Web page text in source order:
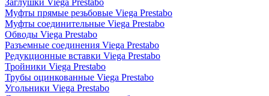
Муфты прямые резьбовые Viega Prestabo
Муфты соединительные Viega Prestabo
Обводы Viega Prestabo
Разъемные соединения Viega Prestabo
Редукционные вставки Viega Prestabo
Тройники Viega Prestabo
Трубы оцинкованные Viega Prestabo
Угольники Viega Prestabo